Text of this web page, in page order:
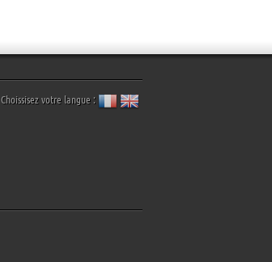
Choissisez votre langue :